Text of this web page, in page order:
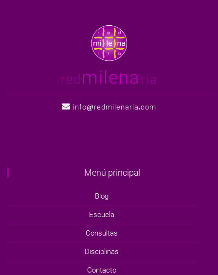
red milena ria
info redmilenaria com
Menú principal
Blog
Escuela
Consultas
Disciplinas
Contacto